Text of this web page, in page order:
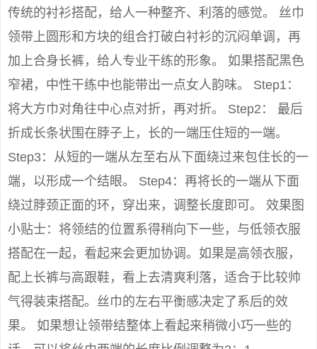
传统的衬衫搭配，给人一种整齐、利落的感觉。 丝巾
领带上圆形和方块的组合打破白衬衫的沉闷单调，再
加上合身长裤，给人专业干练的形象。 如果搭配黑色
窄裙，中性干练中也能带出一点女人韵味。 Step1：
将大方巾对角往中心点对折，再对折。 Step2： 最后
折成长条状围在脖子上，长的一端压住短的一端。
Step3：从短的一端从左至右从下面绕过来包住长的一
端，以形成一个结眼。 Step4：再将长的一端从下面
绕过脖颈正面的环，穿出来，调整长度即可。 效果图
小贴士：将领结的位置系得稍向下一些，与低领衣服
搭配在一起，看起来会更加协调。如果是高领衣服，
配上长裤与高跟鞋，看上去清爽利落，适合于比较帅
气得装束搭配。丝巾的左右平衡感决定了系后的效
果。 如果想让领带结整体上看起来稍微小巧一些的